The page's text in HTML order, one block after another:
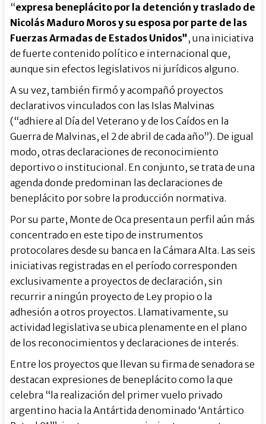
“expresa beneplácito por la detención y traslado de
Nicolás Maduro Moros y su esposa por parte de las
Fuerzas Armadas de Estados Unidos”, una iniciativa
de fuerte contenido político e internacional que,
aunque sin efectos legislativos ni jurídicos alguno.
A su vez, también firmó y acompañó proyectos
declarativos vinculados con las Islas Malvinas
(“adhiere al Día del Veterano y de los Caídos en la
Guerra de Malvinas, el 2 de abril de cada año”). De igual
modo, otras declaraciones de reconocimiento
deportivo o institucional. En conjunto, se trata de una
agenda donde predominan las declaraciones de
beneplácito por sobre la producción normativa.
Por su parte, Monte de Oca presenta un perfil aún más
concentrado en este tipo de instrumentos
protocolares desde su banca en la Cámara Alta. Las seis
iniciativas registradas en el período corresponden
exclusivamente a proyectos de declaración, sin
recurrir a ningún proyecto de Ley propio o la
adhesión a otros proyectos. Llamativamente, su
actividad legislativa se ubica plenamente en el plano
de los reconocimientos y declaraciones de interés.
Entre los proyectos que llevan su firma de senadora se
destacan expresiones de beneplácito como la que
celebra “la realización del primer vuelo privado
argentino hacia la Antártida denominado ‘Antártico